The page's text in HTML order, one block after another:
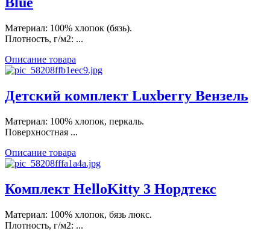
Материал: 100% хлопок (бязь).
Плотность, г/м2: ...
Описание товара
Детский комплект Luxberry Вензель
Материал: 100% хлопок, перкаль.
Поверхностная ...
Описание товара
Комплект HelloKitty 3 Нордтекс
Материал: 100% хлопок, бязь люкс.
Плотность, г/м2: ...